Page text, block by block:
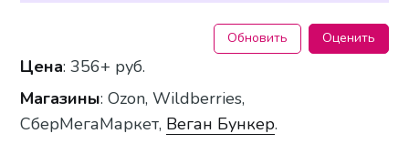
Обновить Оценить
Цена: 356+ руб.
Магазины: Ozon, Wildberries,
СберМегаМаркет, Веган Бункер.